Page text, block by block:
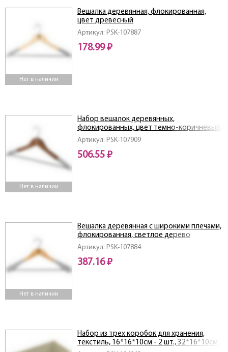
Нет в наличии
Артикул: PSK-107887
Вешалка деревянная, флокированная,
цвет древесный
178.99 ₽
Нет в наличии
Артикул: PSK-107909
Набор вешалок деревянных,
флокированных, цвет темно-коричневый,
3 шт
506.55 ₽
Нет в наличии
Артикул: PSK-107884
Вешалка деревянная с широкими плечами,
флокированная, светлое дерево
387.16 ₽
Набор из трех коробок для хранения,
текстиль, 16*16*10см - 2 шт., 32*16*10см -